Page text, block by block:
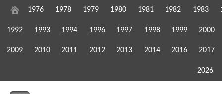
1976 1978 1979 1980 1981 1982 1983
1992 1993 1994 1996 1997 1998 1999 2000
2009 2010 2011 2012 2013 2014 2016 2017
2026